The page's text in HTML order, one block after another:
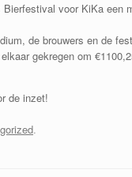
voor KiKa een
de brouwers en de
gekregen om
de inzet!
.